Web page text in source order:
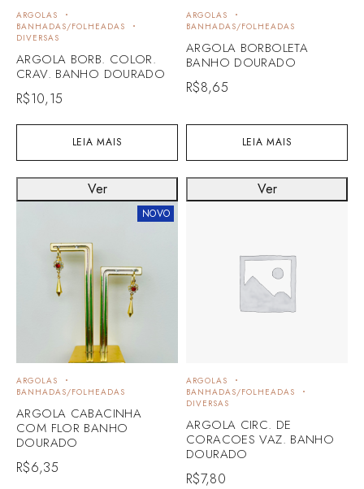
LEIA MAIS
ARGOLAS
BANHADAS/FOLHEADAS
DIVERSAS
ARGOLA BORB. COLOR.
CRAV. BANHO DOURADO
R$10,15
LEIA MAIS
ARGOLAS
BANHADAS/FOLHEADAS
ARGOLA BORBOLETA
BANHO DOURADO
R$8,65
NOVO
ARGOLAS
BANHADAS/FOLHEADAS
ARGOLA CABACINHA
COM FLOR BANHO
DOURADO
R$6,35
Ver
ARGOLAS
BANHADAS/FOLHEADAS
DIVERSAS
ARGOLA CIRC. DE
CORACOES VAZ. BANHO
DOURADO
R$7,80
Ver